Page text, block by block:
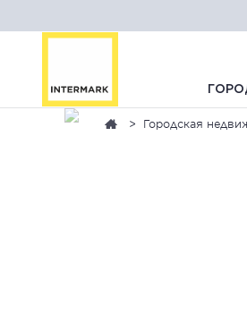
Городская